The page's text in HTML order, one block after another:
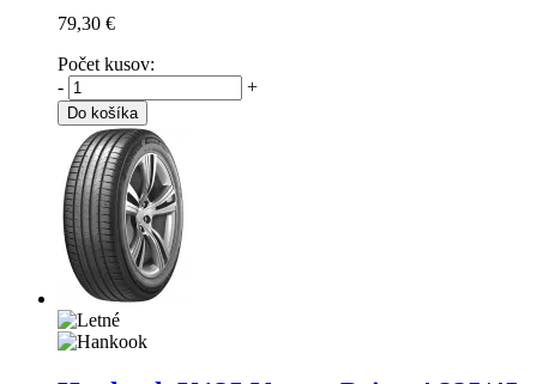
79,30 €
Počet kusov:
-
+
Do košíka